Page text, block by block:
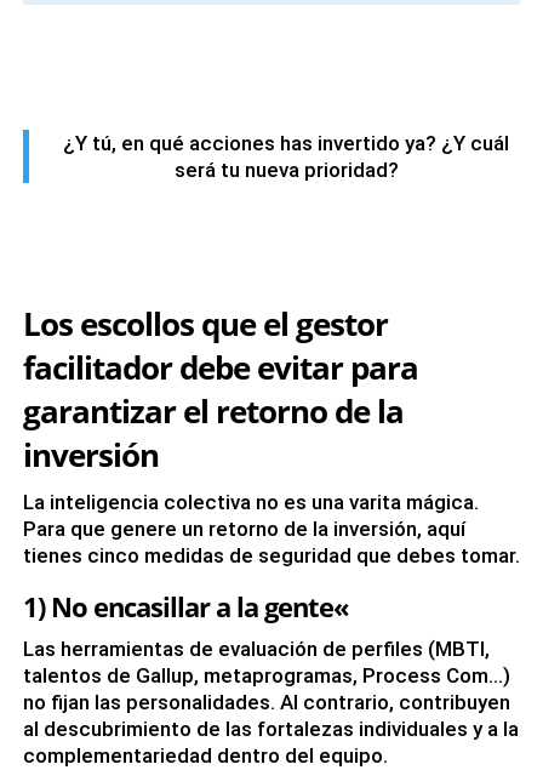
¿Y tú, en qué acciones has invertido ya? ¿Y cuál
será tu nueva prioridad?
Los escollos que el gestor
facilitador debe evitar para
garantizar el retorno de la
inversión
La inteligencia colectiva no es una varita mágica.
Para que genere un retorno de la inversión, aquí
tienes cinco medidas de seguridad que debes tomar.
1) No encasillar a la gente«
Las herramientas de evaluación de perfiles (MBTI,
talentos de Gallup, metaprogramas, Process Com…)
no fijan las personalidades. Al contrario, contribuyen
al descubrimiento de las fortalezas individuales y a la
complementariedad dentro del equipo.